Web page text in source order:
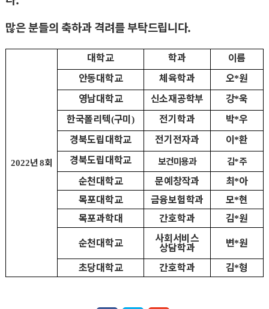
많은 분들의 축하과 격려를 부탁드립니다.
2022년8회
대학교 학과
이름
안동대학교
체육학과 오*원
영남대학교
신소재공학부 강*욱
한국폴리텍(구미) 전기학과 박*우
경북도립대학교
전기전자과 이*환
경북도립대학교
보건미용과 김*주
순천대학교 문예창작과 최*아
목포대학교
금융보험학과 모*현
목포과학대
간호학과 김*원
순천대학교
사회서비스
상담학과 변*원
초당대학교
간호학과 김*형